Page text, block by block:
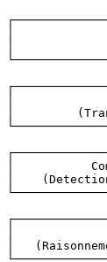
│
│
│
│
│
│
│
│